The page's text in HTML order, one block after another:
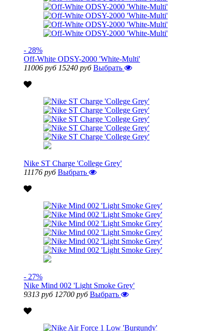
- 28%
Off-White ODSY-2000 'White-Multi'
11006 руб 15240 руб Выбрать
Nike ST Charge 'College Grey'
11176 руб Выбрать
- 27%
Nike Mind 002 'Light Smoke Grey'
9313 руб 12700 руб Выбрать